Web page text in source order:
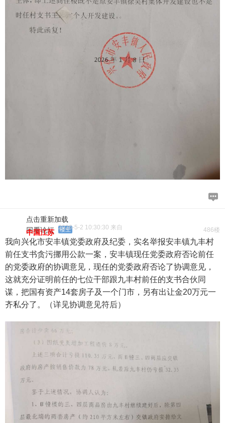
点击重新加载
486楼
回看论坛 楼主
2026-5-2 10:30:30 来自
中国江苏
我向兴化市安丰镇党委政府及纪委，实名举报安丰镇九丰村
前任支书贪污挪用公款一案，安丰镇现任党委政府否论前任
的党委政府的协调意见，现任的党委政府否论了协调意见，
这就充分证明前任的七位干部跟九丰村前任的支书合伙同
谋，把国有资产14套房子及一个门市，另有出让金20万元一
齐私分了。（详见协调意见符后）